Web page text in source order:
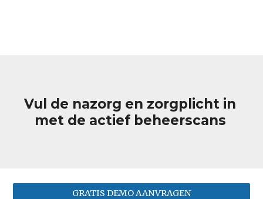
Vul de nazorg en zorgplicht in
met de actief beheerscans
GRATIS DEMO AANVRAGEN